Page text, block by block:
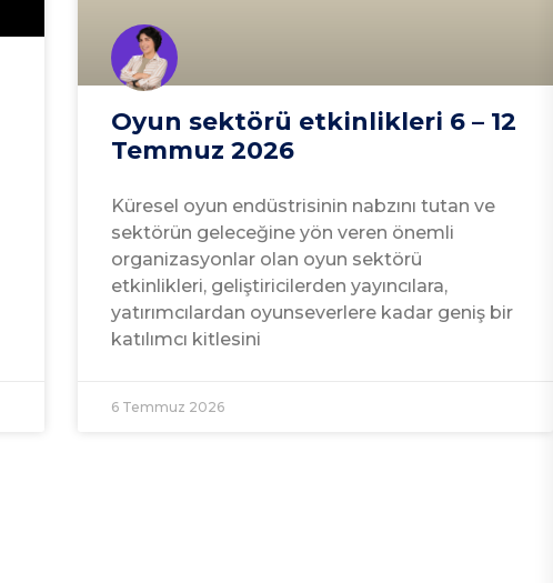
Oyun sektörü etkinlikleri 6 – 12
Temmuz 2026
Küresel oyun endüstrisinin nabzını tutan ve
sektörün geleceğine yön veren önemli
organizasyonlar olan oyun sektörü
etkinlikleri, geliştiricilerden yayıncılara,
yatırımcılardan oyunseverlere kadar geniş bir
katılımcı kitlesini
6 Temmuz 2026